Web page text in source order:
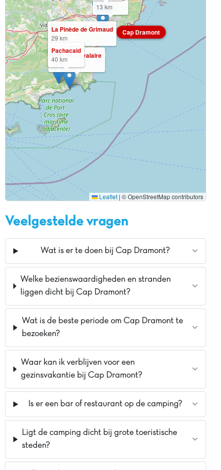
Cap Dramont
13 km
La Pinède de Grimaud
29 km
Baie de Cavalaire
38 km
Pachacaid
40 km
Leaflet | © OpenStreetMap contributors
Veelgestelde vragen
Wat is er te doen bij Cap Dramont?
Welke bezienswaardigheden en stranden
liggen dicht bij Cap Dramont?
Wat is de beste periode om Cap Dramont te
bezoeken?
Waar kan ik verblijven voor een
gezinsvakantie bij Cap Dramont?
Is er een bar of restaurant op de camping?
Ligt de camping dicht bij grote toeristische
steden?